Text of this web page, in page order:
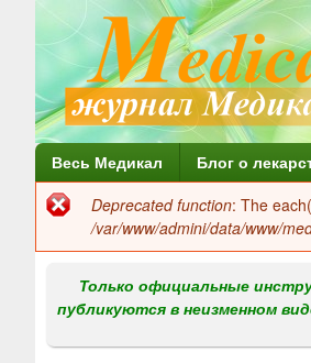
Г
л
н
Весь Медикал Блог о
Сообщение
об
ошибке
Deprecated function: The
/var/www/admini/data/www/
Только официальные
публикуются в неизменном